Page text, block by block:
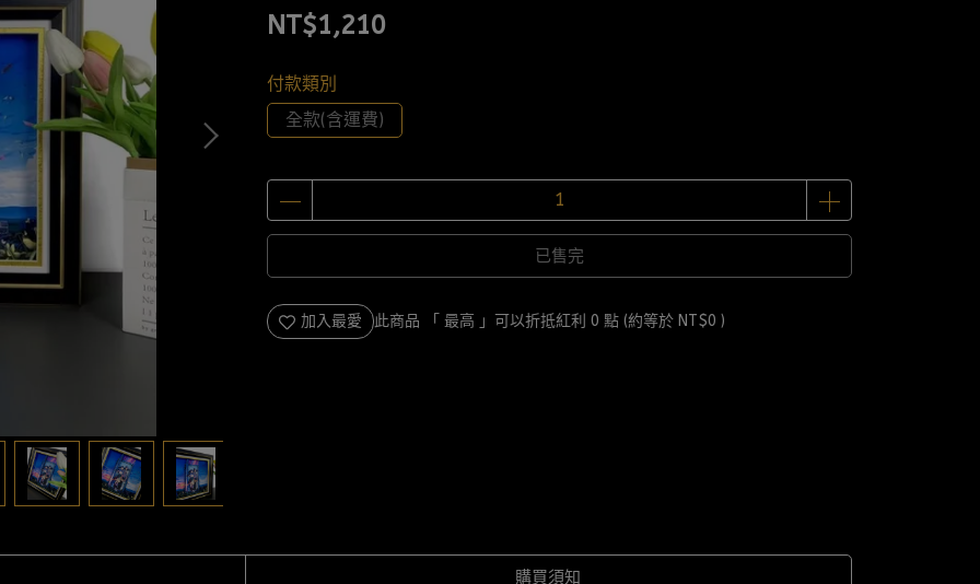
NT$1,210
付款類別
全款(含運費)
已售完
加入最愛 此商品 「 最高 」可以折抵紅利 0 點 (約等於 NT$0 )
購買須知